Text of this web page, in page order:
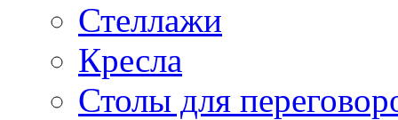
Стеллажи
Кресла
Столы для